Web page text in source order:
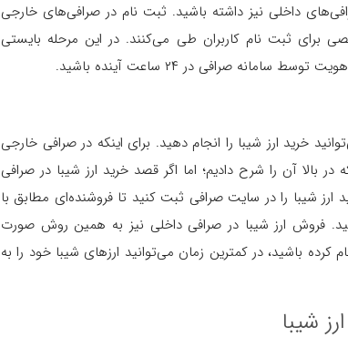
داخلی نیز داشته باشید. ثبت نام در صرافی‌های خارجی
برای ثبت نام کاربران طی می‌کنند. در این مرحله بایستی
صرافی در ۲۴ ساعت آینده باشید.
خرید ارز شیبا را انجام دهید. برای اینکه در صرافی خارجی
بالا آن را شرح دادیم؛ اما اگر قصد خرید ارز شیبا در صرافی
شیبا را در سایت صرافی ثبت کنید تا فروشنده‌ای مطابق با
فروش ارز شیبا در صرافی داخلی نیز به همین روش صورت
کرده باشید، در کمترین زمان می‌توانید ارزهای شیبا خود را به
شیبا